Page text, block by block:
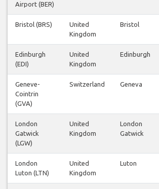
Airport (BER)
Bristol (BRS)
United
Kingdom
Bristol
Edinburgh
(EDI)
United
Kingdom
Edinburgh
Geneve-
Cointrin
(GVA)
Switzerland Geneva
London
Gatwick
(LGW)
United
Kingdom
London
Gatwick
London
Luton (LTN)
United
Kingdom
Luton